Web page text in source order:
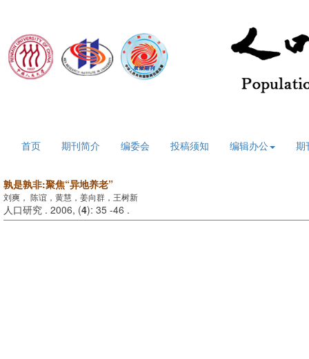
首页 期刊简介 编委会 投稿须知 编辑办公 期
孰是孰非:聚焦“异地养老”
刘爽， 陈谊，黄慧，姜向群，王树新
人口研究 . 2006, (4): 35 -46 .